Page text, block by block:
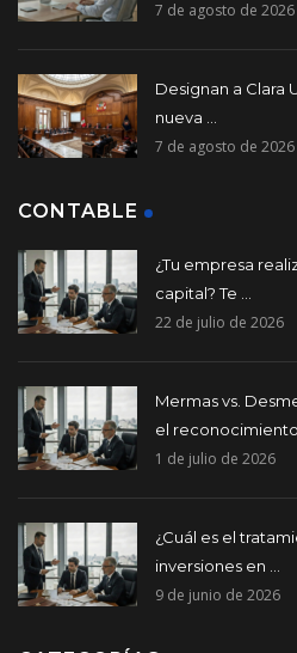
7 de agosto de 2026
Designan a Clara
nueva ...
7 de agosto de 2026
CONTABLE
¿Tu empresa
capital? Te ...
22 de julio de 2026
Mermas vs.
el reconocimiento
1 de julio de 2026
¿Cuál es el
inversiones en ...
9 de junio de 2026